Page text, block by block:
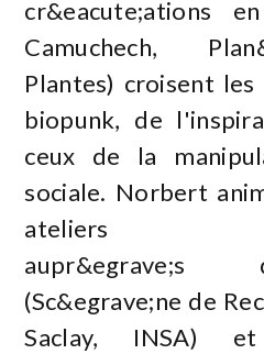
cr&eacute;ations
Camuchech,
Plantes) croisent les
biopunk, de
ceux de la
sociale. Norbert
ateliers
aupr&egrave;s
(Sc&egrave;ne de
Saclay, INSA)